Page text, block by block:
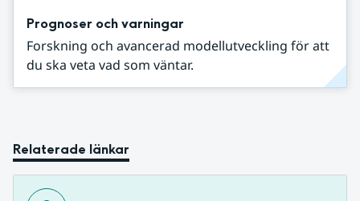
Prognoser och varningar
Forskning och avancerad modellutveckling för att
du ska veta vad som väntar.
Relaterade länkar